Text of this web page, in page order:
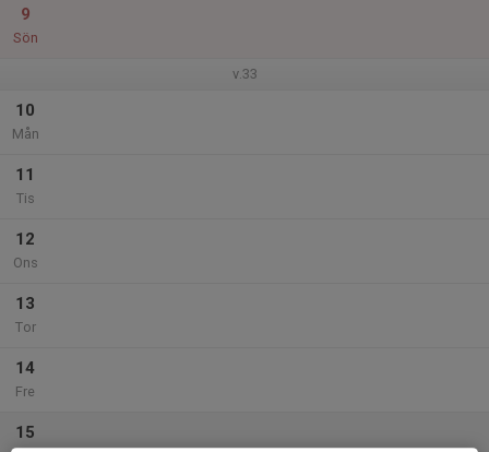
9
Sön
v.33
10
Mån
11
Tis
12
Ons
13
Tor
14
Fre
15